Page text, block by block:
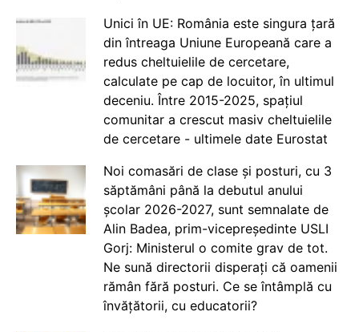
Unici în UE: România este singura țară
din întreaga Uniune Europeană care a
redus cheltuielile de cercetare,
calculate pe cap de locuitor, în ultimul
deceniu. Între 2015-2025, spațiul
comunitar a crescut masiv cheltuielile
de cercetare - ultimele date Eurostat
Noi comasări de clase și posturi, cu 3
săptămâni până la debutul anului
școlar 2026-2027, sunt semnalate de
Alin Badea, prim-vicepreședinte USLI
Gorj: Ministerul o comite grav de tot.
Ne sună directorii disperați că oamenii
rămân fără posturi. Ce se întâmplă cu
învățătorii, cu educatorii?